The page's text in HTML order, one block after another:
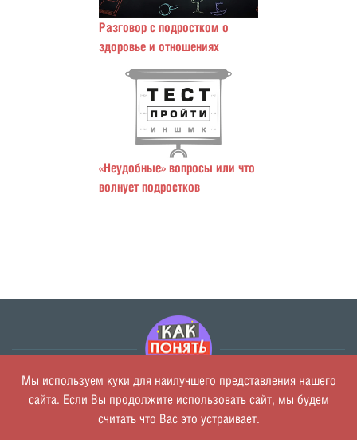
Разговор с подростком о
здоровье и отношениях
«Неудобные» вопросы или что
волнует подростков
О проекте
Политика обработки персональных данных
Мы используем куки для наилучшего представления нашего
сайта. Если Вы продолжите использовать сайт, мы будем
считать что Вас это устраивает.